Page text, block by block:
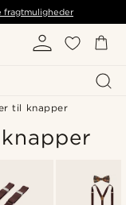
fragtmuligheder
til knapper